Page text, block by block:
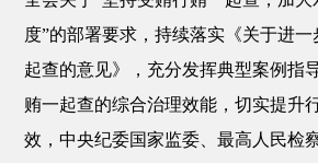
度”的部署要求，持续落实《关于进
起查的意见》，充分发挥典型案例指
贿一起查的综合治理效能，切实提升
效，中央纪委国家监委、最高人民检